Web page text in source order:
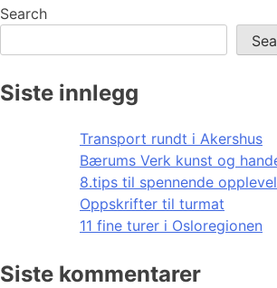
Search
Siste innlegg
Transport rundt i Akershus
Bærums Verk kunst og
8.tips til spennende
Oppskrifter til turmat
11 fine turer i Osloregionen
Siste kommentarer